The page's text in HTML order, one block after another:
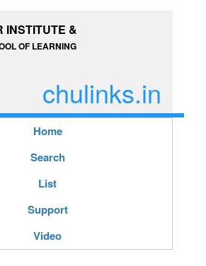
INSTITUTE &
OF LEARNING
chulinks.in
Home
Search
List
Support
Video